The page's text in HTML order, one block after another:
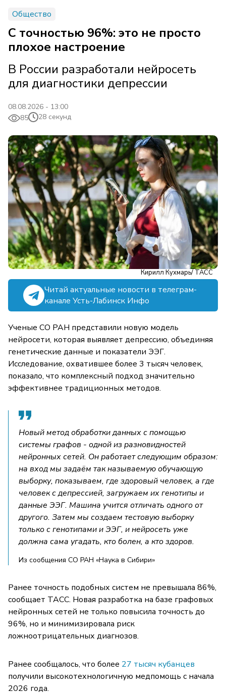
Общество
С точностью 96%: это не просто
плохое настроение
В России разработали нейросеть
для диагностики депрессии
08.08.2026 - 13:00
85
28 секунд
Кирилл Кухмарь/ ТАСС
Читай актуальные новости в телеграм-
канале Усть-Лабинск Инфо
Ученые СО РАН представили новую модель
нейросети, которая выявляет депрессию, объединяя
генетические данные и показатели ЭЭГ.
Исследование, охватившее более 3 тысяч человек,
показало, что комплексный подход значительно
эффективнее традиционных методов.
Новый метод обработки данных с помощью
системы графов - одной из разновидностей
нейронных сетей. Он работает следующим образом:
на вход мы задаём так называемую обучающую
выборку, показываем, где здоровый человек, а где
человек с депрессией, загружаем их генотипы и
данные ЭЭГ. Машина учится отличать одного от
другого. Затем мы создаем тестовую выборку
только с генотипами и ЭЭГ, и нейросеть уже
должна сама угадать, кто болен, а кто здоров.
Из сообщения СО РАН «Наука в Сибири»
Ранее точность подобных систем не превышала 86%,
сообщает ТАСС. Новая разработка на базе графовых
нейронных сетей не только повысила точность до
96%, но и минимизировала риск
ложноотрицательных диагнозов.
Ранее сообщалось, что более 27 тысяч кубанцев
получили высокотехнологичную медпомощь с начала
2026 года.